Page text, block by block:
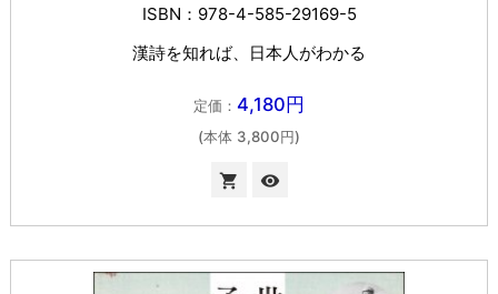
ISBN：978-4-585-29169-5
漢詩を知れば、日本人がわかる
定価： 4,180円
(本体 3,800円)
 visibility